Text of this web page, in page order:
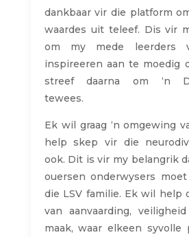
dankbaar vir die platform
waardes uit te leef. Disvir
om my mede leerders
inspireeren aan te moedig
streef
daarna om ‘n
tewees.
Ek wil graag ‘nomgewing
help skep virdie
ook. Dit isvir my belangrik
ouersen onderwysers moet
die LSV familie. Ekwil help
vanaanvaarding,veiligheid
maak,waar elkeen syvolle